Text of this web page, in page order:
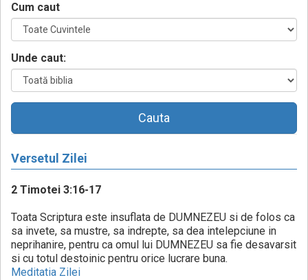
Cum caut
Unde caut:
Cauta
Versetul Zilei
2 Timotei 3:16-17
Toata Scriptura este insuflata de DUMNEZEU si de folos ca
sa invete, sa mustre, sa indrepte, sa dea intelepciune in
neprihanire, pentru ca omul lui DUMNEZEU sa fie desavarsit
si cu totul destoinic pentru orice lucrare buna.
Meditatia Zilei